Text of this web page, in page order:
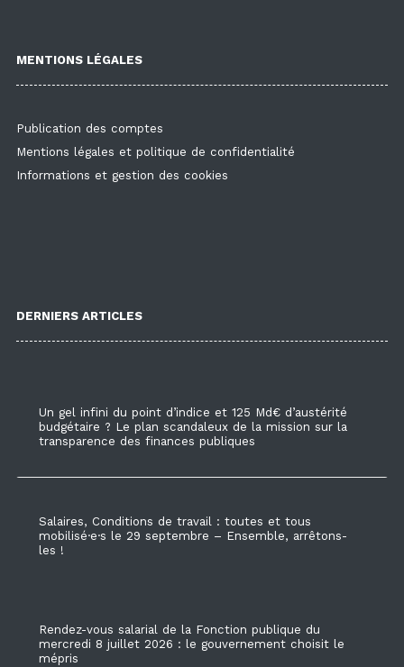
MENTIONS LÉGALES
Publication des comptes
Mentions légales et politique de confidentialité
Informations et gestion des cookies
DERNIERS ARTICLES
Un gel infini du point d’indice et 125 Md€ d’austérité
budgétaire ? Le plan scandaleux de la mission sur la
transparence des finances publiques
Salaires, Conditions de travail : toutes et tous
mobilisé·e·s le 29 septembre – Ensemble, arrêtons-
les !
Rendez-vous salarial de la Fonction publique du
mercredi 8 juillet 2026 : le gouvernement choisit le
mépris